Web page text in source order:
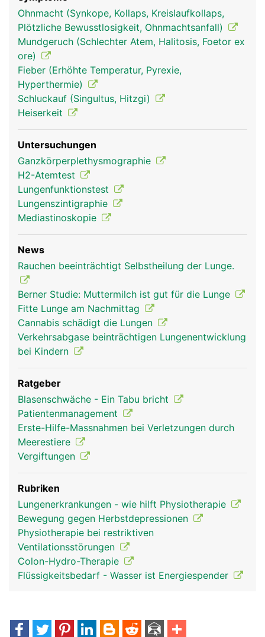
(Brustfell). Der feine Spalt zwischen ist mit einer
geringen Menge Flüssigkeit gefüllt, sodass sich die
Lunge beim Atmen reibungslos dehnen und
zusammenziehen kann.
Lunge Frau Lunge Mann
Ohnmacht (Synkope, Kollaps, Kreislaufkollaps,
Plötzliche Bewusstlosigkeit, Ohnmachtsanfall)
Mundgeruch (Schlechter Atem, Halitosis, Foetor ex
ore)
Fieber (Erhöhte Temperatur, Pyrexie,
Hyperthermie)
Schluckauf (Singultus, Hitzgi)
Heiserkeit
Untersuchungen
Ganzkörperplethysmographie
H2-Atemtest
Lungenfunktionstest
Lungenszintigraphie
Mediastinoskopie
News
Rauchen beeinträchtigt Selbstheilung der Lunge.
Berner Studie: Muttermilch ist gut für die Lunge
Fitte Lunge am Nachmittag
Cannabis schädigt die Lungen
Verkehrsabgase beinträchtigen Lungenentwicklung
bei Kindern
Ratgeber
Blasenschwäche - Ein Tabu bricht
Patientenmanagement
Erste-Hilfe-Massnahmen bei Verletzungen durch
Meerestiere
Vergiftungen
Rubriken
Lungenerkrankungen - wie hilft Physiotherapie
Bewegung gegen Herbstdepressionen
Physiotherapie bei restriktiven
Ventilationsstörungen
Colon-Hydro-Therapie
Flüssigkeitsbedarf - Wasser ist Energiespender